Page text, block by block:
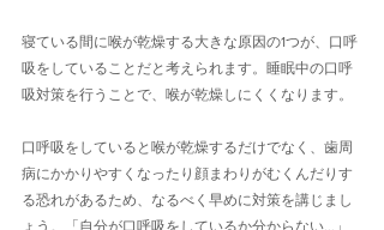
寝ている間に喉が乾燥する大きな原因の1つが、口呼
吸をしていることだと考えられます。睡眠中の口呼
吸対策を行うことで、喉が乾燥しにくくなります。
口呼吸をしていると喉が乾燥するだけでなく、歯周
病にかかりやすくなったり顔まわりがむくんだりす
る恐れがあるため、なるべく早めに対策を講じまし